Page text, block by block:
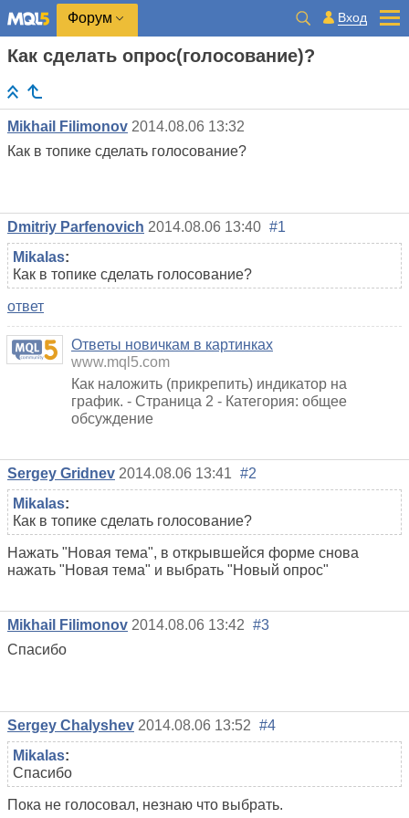
Форум Вход
Как сделать опрос(голосование)?
Mikhail Filimonov 2014.08.06 13:32
Как в топике сделать голосование?
Dmitriy Parfenovich 2014.08.06 13:40 #1
Mikalas:
Как в топике сделать голосование?
ответ
Ответы новичкам в картинках
www.mql5.com
Как наложить (прикрепить) индикатор на
график. - Страница 2 - Категория: общее
обсуждение
Sergey Gridnev 2014.08.06 13:41 #2
Mikalas:
Как в топике сделать голосование?
Нажать "Новая тема", в открывшейся форме снова
нажать "Новая тема" и выбрать "Новый опрос"
Mikhail Filimonov 2014.08.06 13:42 #3
Спасибо
Sergey Chalyshev 2014.08.06 13:52 #4
Mikalas:
Спасибо
Пока не голосовал, незнаю что выбрать.